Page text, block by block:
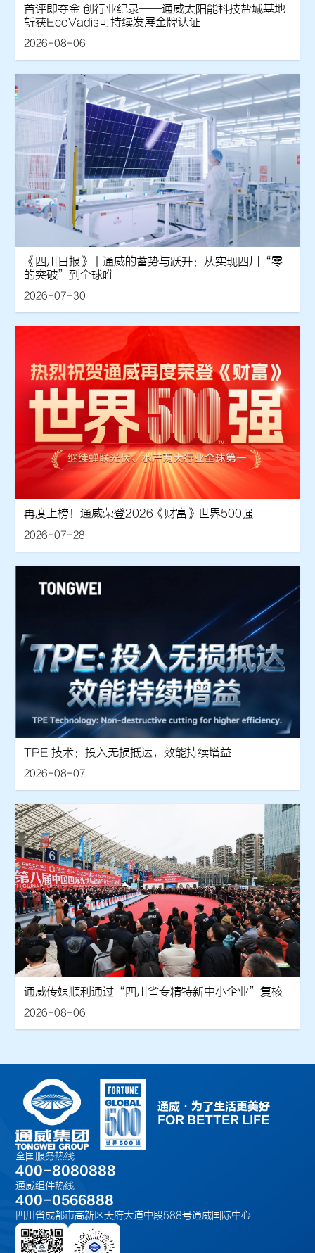
首评即夺金 创行业纪录——通威太阳能科技盐城基地
斩获EcoVadis可持续发展金牌认证
2026-08-06
《四川日报》丨通威的蓄势与跃升：从实现四川“零
的突破”到全球唯一
2026-07-30
再度上榜！通威荣登2026《财富》世界500强
2026-07-28
TPE 技术：投入无损抵达，效能持续增益
2026-08-07
通威传媒顺利通过“四川省专精特新中小企业”复核
2026-08-06
通威·为了生活更美好
FOR BETTER LIFE
全国服务热线
400-8080888
通威组件热线
400-0566888
四川省成都市高新区天府大道中段588号通威国际中心